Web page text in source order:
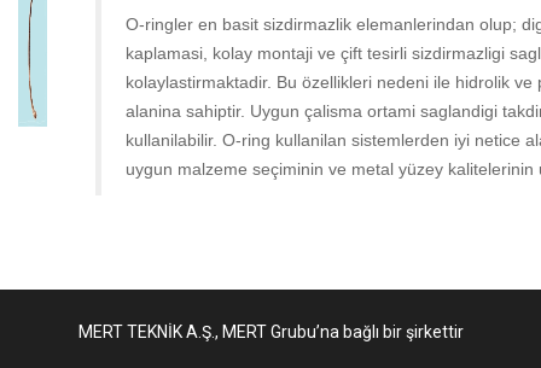
O-ringler en basit sizdirmazlik elemanlerindan olup;
kaplamasi, kolay montaji ve çift tesirli sizdirmazligi
kolaylastirmaktadir. Bu özellikleri nedeni ile hidrolik
alanina sahiptir. Uygun çalisma ortami saglandigi
kullanilabilir. O-ring kullanilan sistemlerden iyi netice
uygun malzeme seçiminin ve metal yüzey
MERT TEKNİK A.Ş., MERT Grubu’na bağlı bir şirkettir